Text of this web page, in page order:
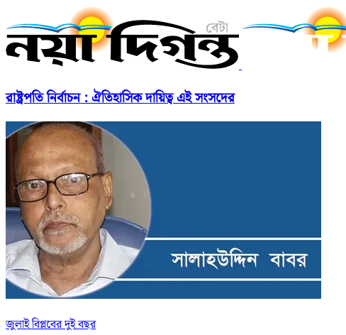
রাষ্ট্রপতি নির্বাচন : ঐতিহাসিক দায়িত্ব এই সংসদের
জুলাই বিপ্লবের দুই বছর